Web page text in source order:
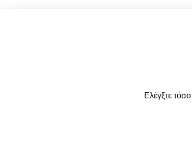
Ελέγξτε